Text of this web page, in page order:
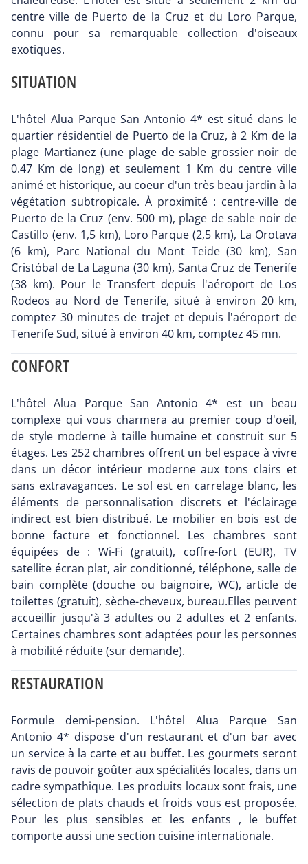
centre ville de Puerto de la Cruz et du Loro Parque,
connu pour sa remarquable collection d'oiseaux
exotiques.
SITUATION
L'hôtel Alua Parque San Antonio 4* est situé dans le
quartier résidentiel de Puerto de la Cruz, à 2 Km de la
plage Martianez (une plage de sable grossier noir de
0.47 Km de long) et seulement 1 Km du centre ville
animé et historique, au coeur d'un très beau jardin à la
végétation subtropicale. À proximité : centre-ville de
Puerto de la Cruz (env. 500 m), plage de sable noir de
Castillo (env. 1,5 km), Loro Parque (2,5 km), La Orotava
(6 km), Parc National du Mont Teide (30 km), San
Cristóbal de La Laguna (30 km), Santa Cruz de Tenerife
(38 km). Pour le Transfert depuis l'aéroport de Los
Rodeos au Nord de Tenerife, situé à environ 20 km,
comptez 30 minutes de trajet et depuis l'aéroport de
Tenerife Sud, situé à environ 40 km, comptez 45 mn.
CONFORT
L'hôtel Alua Parque San Antonio 4* est un beau
complexe qui vous charmera au premier coup d'oeil,
de style moderne à taille humaine et construit sur 5
étages. Les 252 chambres offrent un bel espace à vivre
dans un décor intérieur moderne aux tons clairs et
sans extravagances. Le sol est en carrelage blanc, les
éléments de personnalisation discrets et l'éclairage
indirect est bien distribué. Le mobilier en bois est de
bonne facture et fonctionnel. Les chambres sont
équipées de : Wi-Fi (gratuit), coffre-fort (EUR), TV
satellite écran plat, air conditionné, téléphone, salle de
bain complète (douche ou baignoire, WC), article de
toilettes (gratuit), sèche-cheveux, bureau.Elles peuvent
accueillir jusqu'à 3 adultes ou 2 adultes et 2 enfants.
Certaines chambres sont adaptées pour les personnes
à mobilité réduite (sur demande).
RESTAURATION
Formule demi-pension. L'hôtel Alua Parque San
Antonio 4* dispose d'un restaurant et d'un bar avec
un service à la carte et au buffet. Les gourmets seront
ravis de pouvoir goûter aux spécialités locales, dans un
cadre sympathique. Les produits locaux sont frais, une
sélection de plats chauds et froids vous est proposée.
Pour les plus sensibles et les enfants , le buffet
comporte aussi une section cuisine internationale.